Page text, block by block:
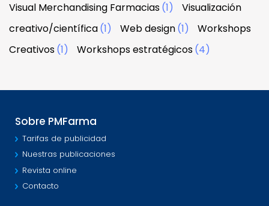
Visual Merchandising Farmacias(1)
Visualización
creativo/científica(1) Web design(1)
Workshops
Creativos(1) Workshops estratégicos(4)
Sobre PMFarma
Tarifas de publicidad
Nuestras publicaciones
Revista online
Contacto